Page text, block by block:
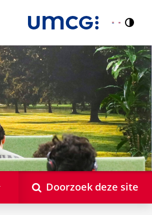
Nederlands
English
Doorzoek deze site